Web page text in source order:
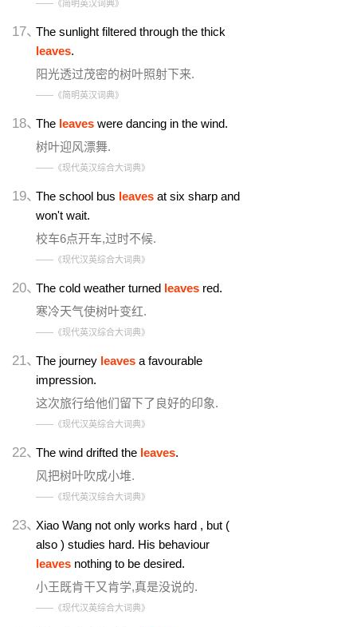
——《简明英汉词典》
17、The sunlight filtered through the thick
leaves.
阳光透过茂密的树叶照射下来.
——《简明英汉词典》
18、The leaves were dancing in the wind.
树叶迎风漂舞.
——《现代英汉综合大词典》
19、The school bus leaves at six sharp and
won't wait.
校车6点开车,过时不候.
——《现代汉英综合大词典》
20、The cold weather turned leaves red.
寒冷天气使树叶变红.
——《现代英汉综合大词典》
21、The journey leaves a favourable
impression.
这次旅行给他们留下了良好的印象.
——《现代汉英综合大词典》
22、The wind drifted the leaves.
风把树叶吹成小堆.
——《现代英汉综合大词典》
23、Xiao Wang not only works hard , but (
also ) studies hard. His behaviour
leaves nothing to be desired.
小王既肯干又肯学,真是没说的.
——《现代汉英综合大词典》